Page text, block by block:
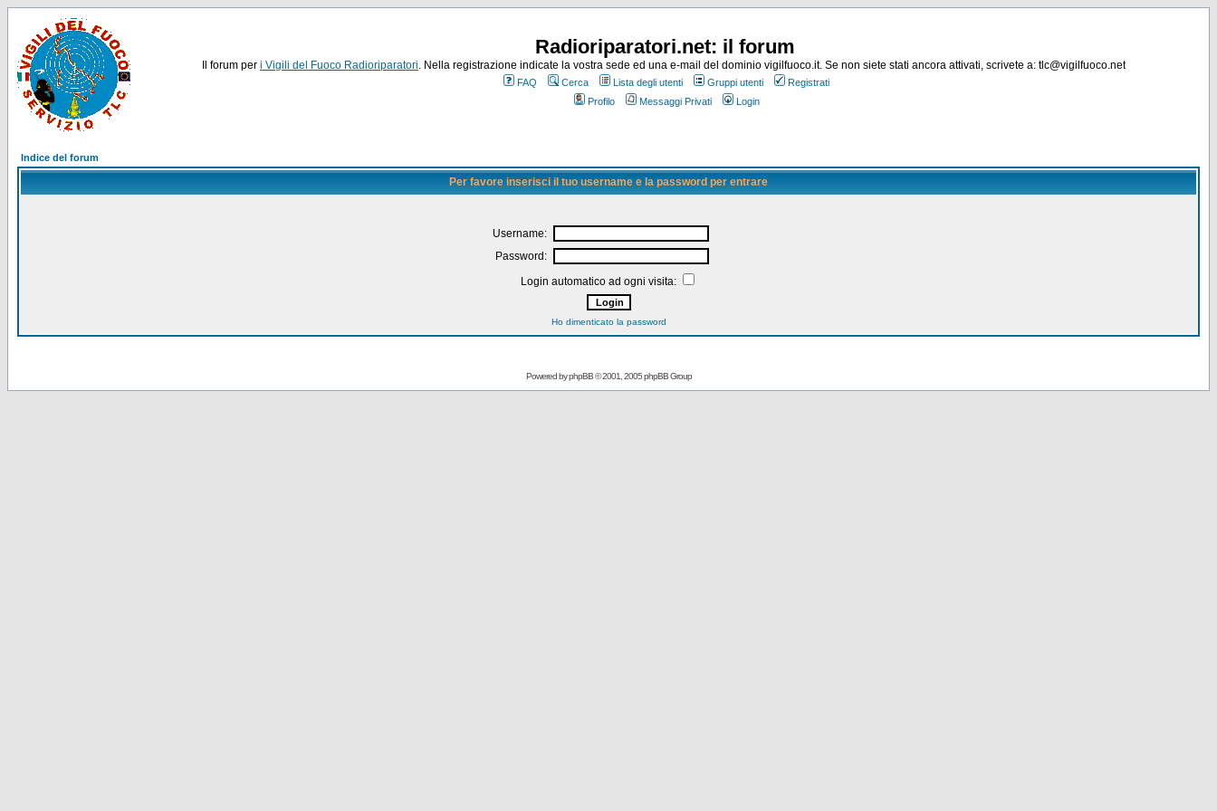
Radioriparatori.net: il forum
Il forum per i Vigili del Fuoco Radioriparatori. Nella registrazione indicate la vostra sede ed una e-mail del dominio vigilfuoco.it. Se non siete stati ancora attivati, scrivete a: tlc@vigilfuoco.net
FAQ Cerca Lista degli utenti Gruppi utenti
Registrati
Profilo
Messaggi Privati Login
Indice del forum
Per favore inserisci il tuo username e la password per entrare
Username:
Password:
Login automatico ad ogni visita:
Ho dimenticato la password
Powered byphpBB© 2001, 2005 phpBB Group